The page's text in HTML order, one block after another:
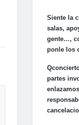
Siente la
salas,
gente…,
ponle los
partes